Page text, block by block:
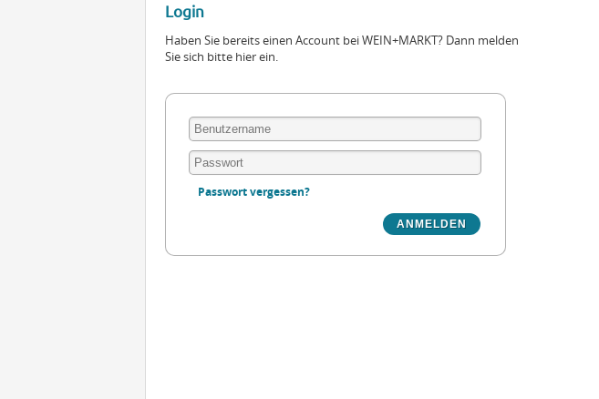
Login
Haben Sie bereits einen Account bei WEIN+MARKT? Dann melden
Sie sich bitte hier ein.
Passwort vergessen?